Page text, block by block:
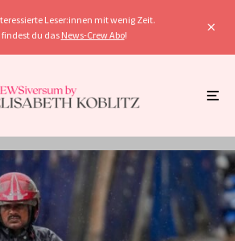
Leser:innen mit wenig Zeit.
findest du das News-Crew Abo!